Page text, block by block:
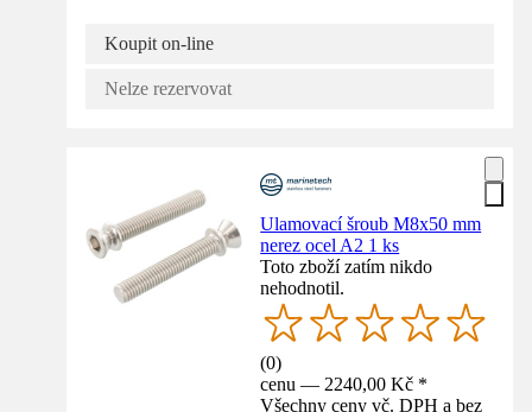
Koupit on-line
Nelze rezervovat
Ulamovací šroub M8x50 mm
nerez ocel A2 1 ks
Toto zboží zatím nikdo
nehodnotil.
(0)
cenu — 2240,00 Kč *
Všechny ceny vč. DPH a bez